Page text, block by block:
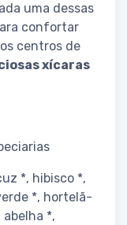
uma dessas
confortar
centros de
xícaras
*, hibisco *,
*, hortelã-
*,